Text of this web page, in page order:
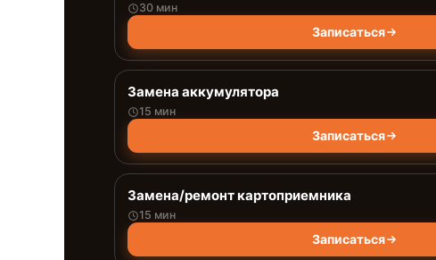
30 мин
Записаться
Замена аккумулятора
15 мин
Записаться
Замена/ремонт картоприемника
15 мин
Записаться